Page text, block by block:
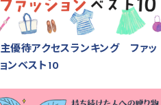
優待アクセスランキング ファッ
ンベスト10